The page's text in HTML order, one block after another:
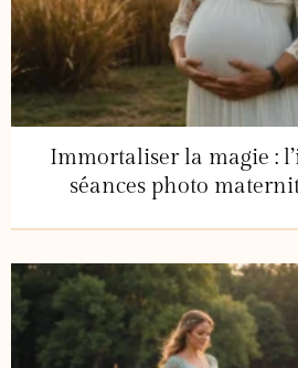
Immortaliser la magie :
séances photo